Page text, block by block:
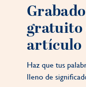
gratuito
artículo
Haz que tus
lleno de